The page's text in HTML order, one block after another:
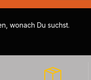
wonach Du suchst.